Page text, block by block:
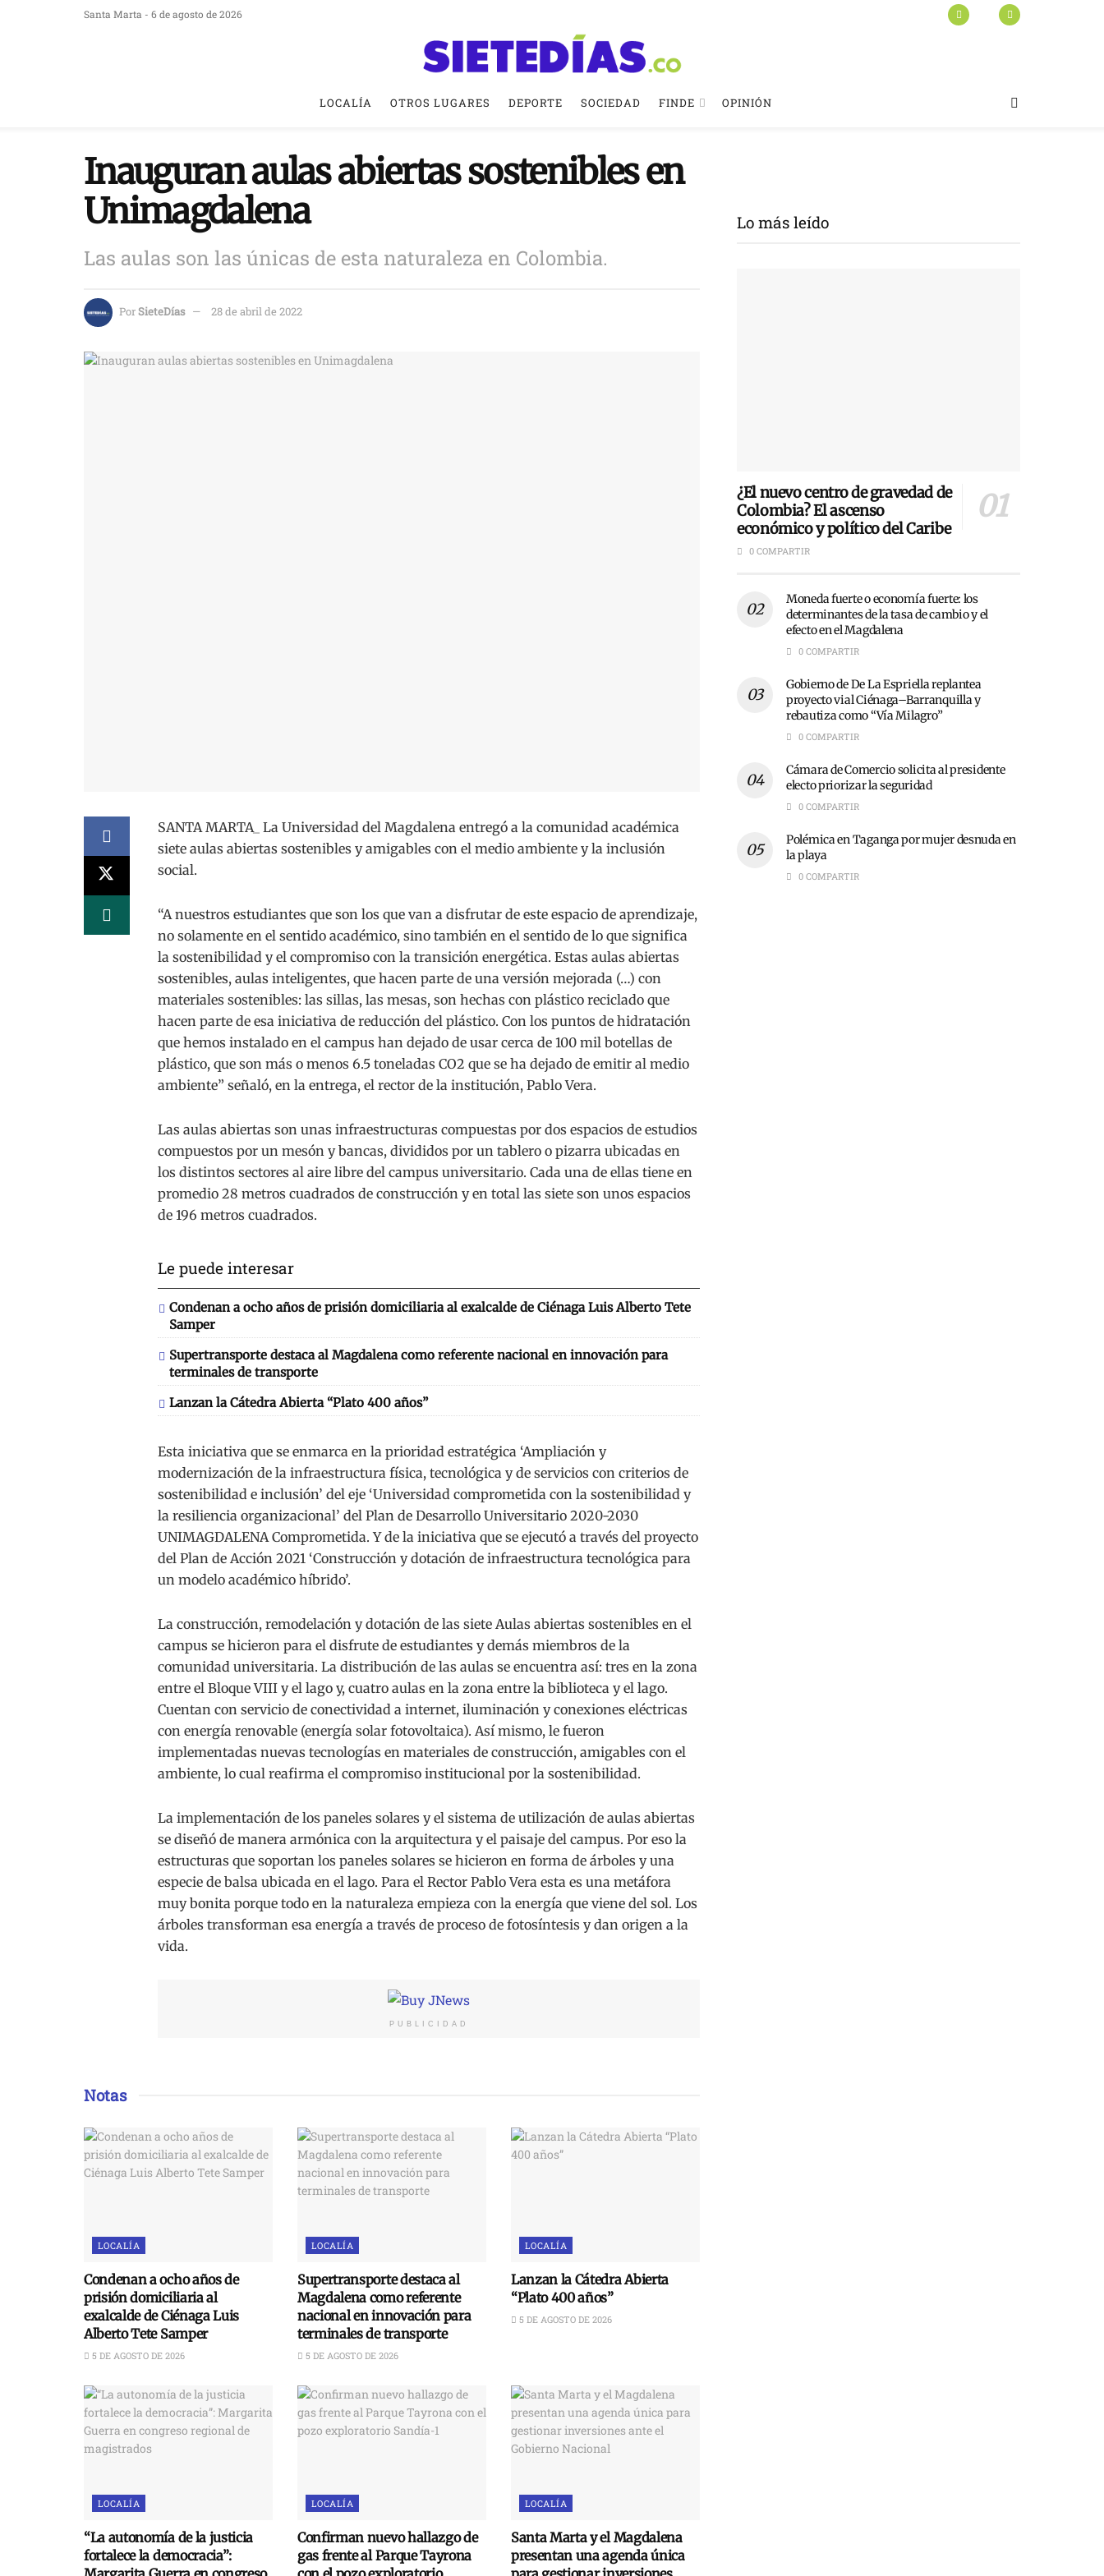
Santa Marta - 6 de agosto de 2026
LOCALÍA OTROS LUGARES DEPORTE SOCIEDAD FINDE OPINIÓN
Inauguran aulas abiertas sostenibles en
Unimagdalena
Las aulas son las únicas de esta naturaleza en Colombia.
PorSieteDías 28 de abril de 2022
SANTA MARTA_ La Universidad del Magdalena entregó a la comunidad académica
siete aulas abiertas sostenibles y amigables con el medio ambiente y la inclusión
social.
“A nuestros estudiantes que son los que van a disfrutar de este espacio de aprendizaje,
no solamente en el sentido académico, sino también en el sentido de lo que significa
la sostenibilidad y el compromiso con la transición energética. Estas aulas abiertas
sostenibles, aulas inteligentes, que hacen parte de una versión mejorada (…) con
materiales sostenibles: las sillas, las mesas, son hechas con plástico reciclado que
hacen parte de esa iniciativa de reducción del plástico. Con los puntos de hidratación
que hemos instalado en el campus han dejado de usar cerca de 100 mil botellas de
plástico, que son más o menos 6.5 toneladas CO2 que se ha dejado de emitir al medio
ambiente” señaló, en la entrega, el rector de la institución, Pablo Vera.
Las aulas abiertas son unas infraestructuras compuestas por dos espacios de estudios
compuestos por un mesón y bancas, divididos por un tablero o pizarra ubicadas en
los distintos sectores al aire libre del campus universitario. Cada una de ellas tiene en
promedio 28 metros cuadrados de construcción y en total las siete son unos espacios
de 196 metros cuadrados.
Le puede interesar
Condenan a ocho años de prisión domiciliaria al exalcalde de Ciénaga Luis Alberto Tete
Samper
Supertransporte destaca al Magdalena como referente nacional en innovación para
terminales de transporte
Lanzan la Cátedra Abierta “Plato 400 años”
Esta iniciativa que se enmarca en la prioridad estratégica ‘Ampliación y
modernización de la infraestructura física, tecnológica y de servicios con criterios de
sostenibilidad e inclusión’ del eje ‘Universidad comprometida con la sostenibilidad y
la resiliencia organizacional’ del Plan de Desarrollo Universitario 2020-2030
UNIMAGDALENA Comprometida. Y de la iniciativa que se ejecutó a través del proyecto
del Plan de Acción 2021 ‘Construcción y dotación de infraestructura tecnológica para
un modelo académico híbrido’.
La construcción, remodelación y dotación de las siete Aulas abiertas sostenibles en el
campus se hicieron para el disfrute de estudiantes y demás miembros de la
comunidad universitaria. La distribución de las aulas se encuentra así: tres en la zona
entre el Bloque VIII y el lago y, cuatro aulas en la zona entre la biblioteca y el lago.
Cuentan con servicio de conectividad a internet, iluminación y conexiones eléctricas
con energía renovable (energía solar fotovoltaica). Así mismo, le fueron
implementadas nuevas tecnologías en materiales de construcción, amigables con el
ambiente, lo cual reafirma el compromiso institucional por la sostenibilidad.
La implementación de los paneles solares y el sistema de utilización de aulas abiertas
se diseñó de manera armónica con la arquitectura y el paisaje del campus. Por eso la
estructuras que soportan los paneles solares se hicieron en forma de árboles y una
especie de balsa ubicada en el lago. Para el Rector Pablo Vera esta es una metáfora
muy bonita porque todo en la naturaleza empieza con la energía que viene del sol. Los
árboles transforman esa energía a través de proceso de fotosíntesis y dan origen a la
vida.
PUBLICIDAD
Notas
LOCALÍA
Condenan a ocho años de
prisión domiciliaria al
exalcalde de Ciénaga Luis
Alberto Tete Samper
5 DE AGOSTO DE 2026
LOCALÍA
Supertransporte destaca al
Magdalena como referente
nacional en innovación para
terminales de transporte
5 DE AGOSTO DE 2026
LOCALÍA
Lanzan la Cátedra Abierta
“Plato 400 años”
5 DE AGOSTO DE 2026
LOCALÍA
“La autonomía de la justicia
fortalece la democracia”:
LOCALÍA
Confirman nuevo hallazgo de
gas frente al Parque Tayrona
LOCALÍA
Santa Marta y el Magdalena
presentan una agenda única
Lo más leído
¿El nuevo centro de gravedad de
Colombia? El ascenso
económico y político del Caribe
0 COMPARTIR
Moneda fuerte o economía fuerte: los
determinantes de la tasa de cambio y el
efecto en el Magdalena
0 COMPARTIR
Gobierno de De La Espriella replantea
proyecto vial Ciénaga–Barranquilla y
rebautiza como “Vía Milagro”
0 COMPARTIR
Cámara de Comercio solicita al presidente
electo priorizar la seguridad
0 COMPARTIR
Polémica en Taganga por mujer desnuda en
la playa
0 COMPARTIR